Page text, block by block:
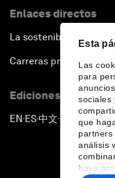
Esta
Las
para
sociales
que
partners
análisis
haya
Enlaces directos
La sostenibilidad en el
Carreras profesionales
Ediciones en otros
EN ▪ES▪中文▪ 日本語